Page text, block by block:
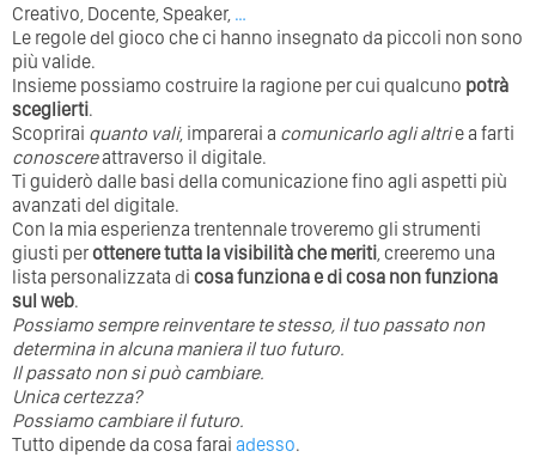
Creativo, Docente, Speaker, …
Le regole del gioco che ci hanno insegnato da piccoli non sono
più valide.
Insieme possiamo costruire la ragione per cui qualcuno potrà
sceglierti.
Scoprirai quanto vali, imparerai a comunicarlo agli altrie a farti
conoscereattraverso il digitale.
Ti guiderò dalle basi della comunicazione fino agli aspetti più
avanzati del digitale.
Con la mia esperienza trentennale troveremo gli strumenti
giusti perottenere tutta la visibilità che meriti, creeremo una
lista personalizzata di cosa funziona e di cosa non funziona
sul web.
Possiamo sempre reinventare te stesso, il tuo passato non
determina in alcuna maniera il tuo futuro. ⁣
⁣Il passato non si può cambiare.
Unica certezza?
Possiamo cambiare il futuro.
Tutto dipende da cosa farai adesso.